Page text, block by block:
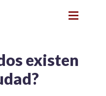
PRESENTACIONES
FORMACIÓN
existen